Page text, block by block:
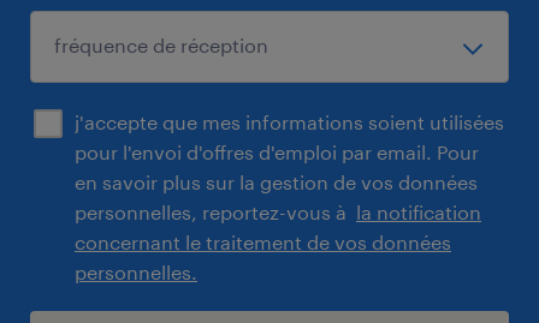
j'accepte que mes informations soient utilisées
pour l'envoi d'offres d'emploi par email. Pour
en savoir plus sur la gestion de vos données
personnelles, reportez-vous à la notification
concernant le traitement de vos données
personnelles.